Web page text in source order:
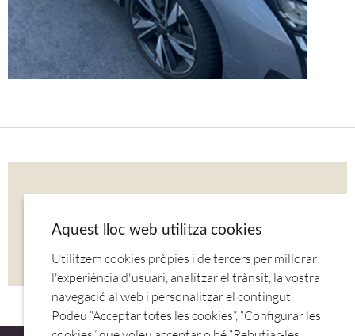
CORREU TWITTER FACEBOOK
Aquest lloc web utilitza cookies
Utilitzem cookies pròpies i de tercers per millorar
l'experiència d'usuari, analitzar el trànsit, la vostra
navegació al web i personalitzar el contingut.
Podeu “Acceptar totes les cookies”, “Configurar les